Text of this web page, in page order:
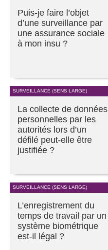
Puis-je faire l’objet
d’une surveillance par
une assurance sociale
à mon insu ?
SURVEILLANCE (SENS LARGE)
La collecte de données
personnelles par les
autorités lors d’un
défilé peut-elle être
justifiée ?
SURVEILLANCE (SENS LARGE)
L’enregistrement du
temps de travail par un
système biométrique
est-il légal ?